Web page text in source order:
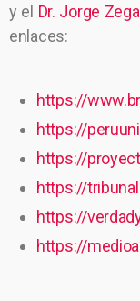
y el Dr. Jorge
enlaces:
https://
https://
https://
https://
https://
https://